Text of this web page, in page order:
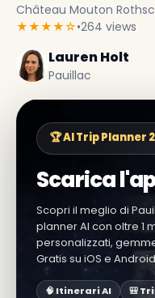
Château Mouton
★★★★☆•264 views
Lauren Holt
Pauillac
🏆 AI Trip Planner
Scarica
Scopri il meglio di
planner AI con oltre 1
personalizzati,
Gratis su iOS e
🧠 Itinerari AI
🎒